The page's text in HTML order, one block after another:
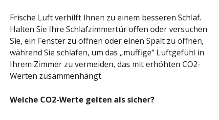
Frische Luft verhilft Ihnen zu einem besseren Schlaf.
Halten Sie Ihre Schlafzimmertür offen oder versuchen
Sie, ein Fenster zu öffnen oder einen Spalt zu öffnen,
während Sie schlafen, um das „muffige“ Luftgefühl in
Ihrem Zimmer zu vermeiden, das mit erhöhten CO2-
Werten zusammenhängt.
Welche CO2-Werte gelten als sicher?